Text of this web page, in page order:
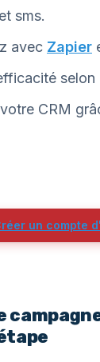
sms.
avec Zapier
selon
CRM
un compte